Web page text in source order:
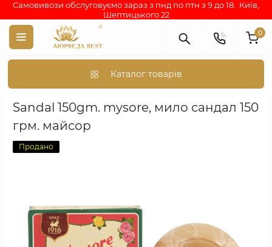
Самовивози обслуговуємо зараз з пнд по птн з 9 до 18. Київ,
Шептицького 22
0
Каталог товарів
Аюрведа каталог індійських товарів АЮРВЕДИЧНА
Sandal 150gm. mysore, мило сандал 150
грм. майсор
Продано